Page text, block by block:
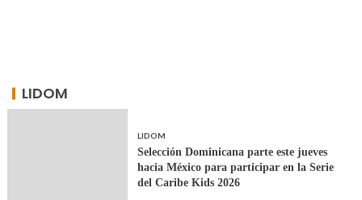
LIDOM
LIDOM
Selección Dominicana parte este jueves
hacia México para participar en la Serie
del Caribe Kids 2026